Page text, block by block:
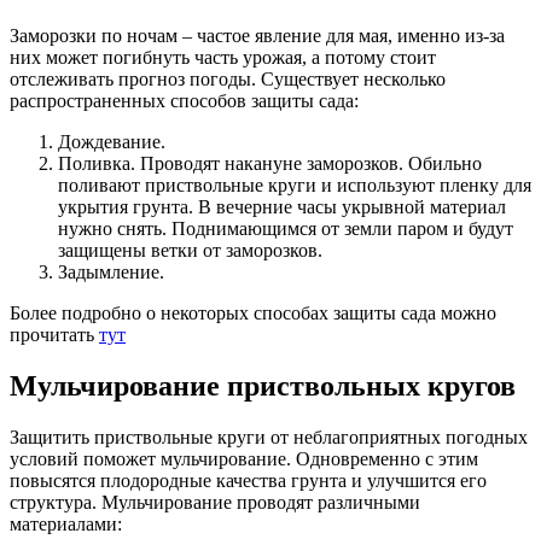
Заморозки по ночам – частое явление для мая, именно из-за
них может погибнуть часть урожая, а потому стоит
отслеживать прогноз погоды. Существует несколько
распространенных способов защиты сада:
Дождевание.
Поливка. Проводят накануне заморозков. Обильно
поливают приствольные круги и используют пленку для
укрытия грунта. В вечерние часы укрывной материал
нужно снять. Поднимающимся от земли паром и будут
защищены ветки от заморозков.
Задымление.
Более подробно о некоторых способах защиты сада можно
прочитать тут
Мульчирование приствольных кругов
Защитить приствольные круги от неблагоприятных погодных
условий поможет мульчирование. Одновременно с этим
повысятся плодородные качества грунта и улучшится его
структура. Мульчирование проводят различными
материалами: